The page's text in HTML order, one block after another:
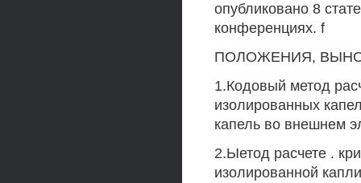
опубликовано 8
конференциях. f
ПОЛОЖЕНИЯ,
1.Кодовый метод
изолированных
капель во внешнем
2.Ыетод расчете .
изолированной